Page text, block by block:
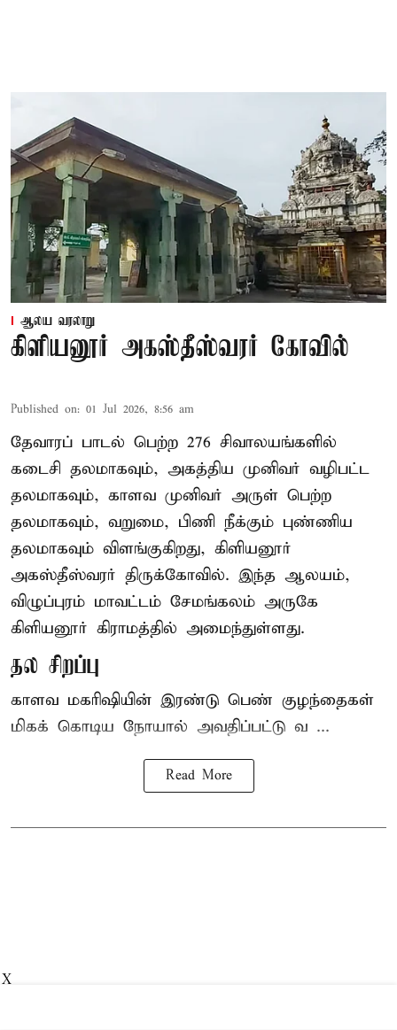
ஆலய வரலாறு
கிளியனூர் அகஸ்தீஸ்வரர் கோவில்
Published on: 01 Jul 2026, 8:56 am
தேவாரப் பாடல் பெற்ற 276 சிவாலயங்களில்
கடைசி தலமாகவும், அகத்திய முனிவர் வழிபட்ட
தலமாகவும், காளவ முனிவர் அருள் பெற்ற
தலமாகவும், வறுமை, பிணி நீக்கும் புண்ணிய
தலமாகவும் விளங்குகிறது, கிளியனூர்
அகஸ்தீஸ்வரர் திருக்கோவில். இந்த ஆலயம்,
விழுப்புரம் மாவட்டம் சேமங்கலம் அருகே
கிளியனூர் கிராமத்தில் அமைந்துள்ளது.
தல சிறப்பு
காளவ மகரிஷியின் இரண்டு பெண் குழந்தைகள்
மிகக் கொடிய நோயால் அவதிப்பட்டு வ ...
Read More
X